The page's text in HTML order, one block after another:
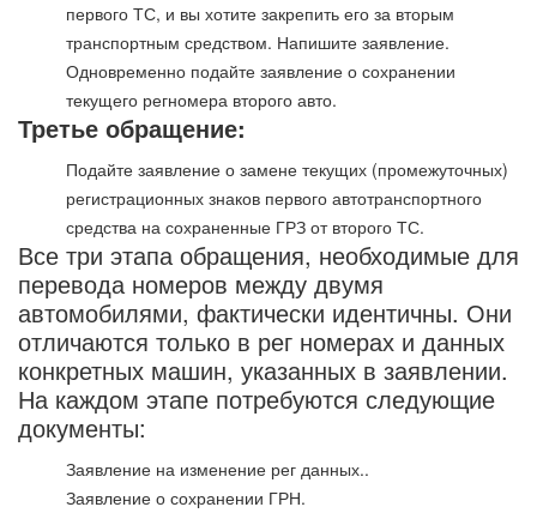
первого ТС, и вы хотите закрепить его за вторым
транспортным средством. Напишите заявление.
Одновременно подайте заявление о сохранении
текущего регномера второго авто.
Третье обращение:
Подайте заявление о замене текущих (промежуточных)
регистрационных знаков первого автотранспортного
средства на сохраненные ГРЗ от второго ТС.
Все три этапа обращения, необходимые для
перевода номеров между двумя
автомобилями, фактически идентичны. Они
отличаются только в рег номерах и данных
конкретных машин, указанных в заявлении.
На каждом этапе потребуются следующие
документы:
Заявление на изменение рег данных..
Заявление о сохранении ГРН.